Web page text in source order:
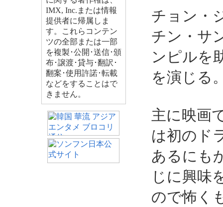
IMX, Inc.または情報
提供者に帰属しま
す。これらコンテン
ツの全部または一部
を複製･公開･送信･頒
布･譲渡･貸与･翻訳･
翻案･使用許諾･転載
などをすることはで
きません。
チョン・
チン・サ
ンピルを
を演じる
主に映画
は初のド
あるにも
じに興味
ので怖く